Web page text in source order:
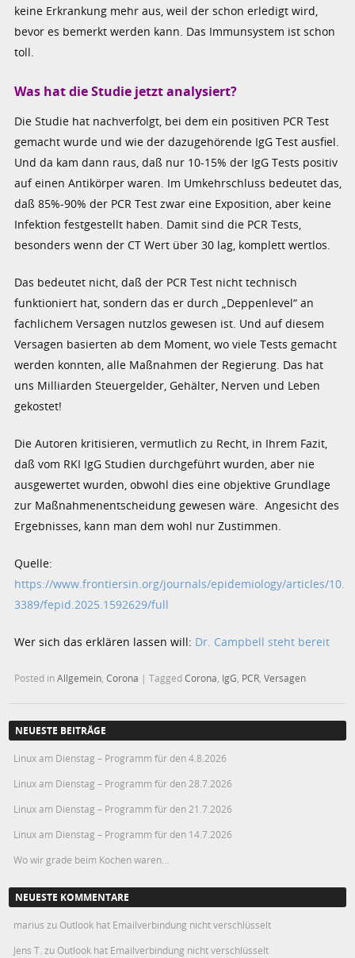
keine Erkrankung mehr aus, weil der schon erledigt wird,
bevor es bemerkt werden kann. Das Immunsystem ist schon
toll.
Was hat die Studie jetzt analysiert?
Die Studie hat nachverfolgt, bei dem ein positiven PCR Test
gemacht wurde und wie der dazugehörende IgG Test ausfiel.
Und da kam dann raus, daß nur 10-15% der IgG Tests positiv
auf einen Antikörper waren. Im Umkehrschluss bedeutet das,
daß 85%-90% der PCR Test zwar eine Exposition, aber keine
Infektion festgestellt haben. Damit sind die PCR Tests,
besonders wenn der CT Wert über 30 lag, komplett wertlos.
Das bedeutet nicht, daß der PCR Test nicht technisch
funktioniert hat, sondern das er durch „Deppenlevel“ an
fachlichem Versagen nutzlos gewesen ist. Und auf diesem
Versagen basierten ab dem Moment, wo viele Tests gemacht
werden konnten, alle Maßnahmen der Regierung. Das hat
uns Milliarden Steuergelder, Gehälter, Nerven und Leben
gekostet!
Die Autoren kritisieren, vermutlich zu Recht, in Ihrem Fazit,
daß vom RKI IgG Studien durchgeführt wurden, aber nie
ausgewertet wurden, obwohl dies eine objektive Grundlage
zur Maßnahmenentscheidung gewesen wäre. Angesicht des
Ergebnisses, kann man dem wohl nur Zustimmen.
Quelle:
https://www.frontiersin.org/journals/epidemiology/articles/10.
3389/fepid.2025.1592629/full
Wer sich das erklären lassen will: Dr. Campbell steht bereit
Posted inAllgemein ,Corona |TaggedCorona IgG PCR ,Versagen
NEUESTE BEITRÄGE
Linux am Dienstag – Programm für den 4.8.2026
Linux am Dienstag – Programm für den 28.7.2026
Linux am Dienstag – Programm für den 21.7.2026
Linux am Dienstag – Programm für den 14.7.2026
Wo wir grade beim Kochen waren…
NEUESTE KOMMENTARE
marius zu Outlook hat Emailverbindung nicht verschlüsselt
Jens T. zu Outlook hat Emailverbindung nicht verschlüsselt